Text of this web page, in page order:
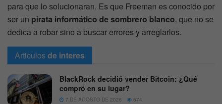
para que lo solucionaran. Es que Freeman es conocido por
ser un pirata informático de sombrero blanco, que no se
dedica a robar sino a buscar errores y arreglarlos.
Articulosde interes
BlackRock decidió vender Bitcoin: ¿Qué
compró en su lugar?
7 DE AGOSTO DE 2026 674